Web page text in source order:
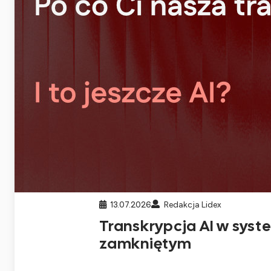
13.07.2026 Redakcja Lidex
Transkrypcja AI w
zamkniętym